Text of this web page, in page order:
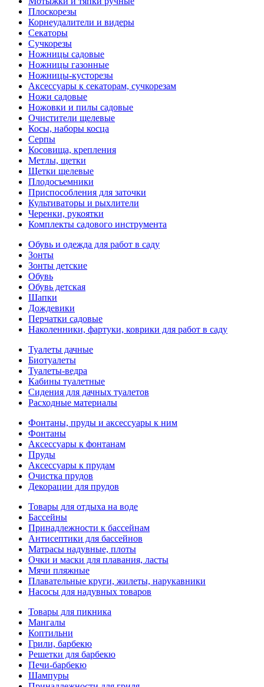
Плоскорезы
Корнеудалители и видеры
Секаторы
Сучкорезы
Ножницы садовые
Ножницы газонные
Ножницы-кусторезы
Аксессуары к секаторам, сучкорезам
Ножи садовые
Ножовки и пилы садовые
Очистители щелевые
Косы, наборы косца
Серпы
Косовища, крепления
Метлы, щетки
Щетки щелевые
Плодосъемники
Приспособления для заточки
Культиваторы и рыхлители
Черенки, рукоятки
Комплекты садового инструмента
Обувь и одежда для работ в саду
Зонты
Зонты детские
Обувь
Обувь детская
Шапки
Дождевики
Перчатки садовые
Наколенники, фартуки, коврики для работ в саду
Туалеты дачные
Биотуалеты
Туалеты-ведра
Кабины туалетные
Сидения для дачных туалетов
Расходные материалы
Фонтаны, пруды и аксессуары к ним
Фонтаны
Аксессуары к фонтанам
Пруды
Аксессуары к прудам
Очистка прудов
Декорации для прудов
Товары для отдыха на воде
Бассейны
Принадлежности к бассейнам
Антисептики для бассейнов
Матраcы надувные, плоты
Очки и маски для плавания, ласты
Мячи пляжные
Плавательные круги, жилеты, нарукавники
Насосы для надувных товаров
Товары для пикника
Мангалы
Коптильни
Грили, барбекю
Решетки для барбекю
Печи-барбекю
Шампуры